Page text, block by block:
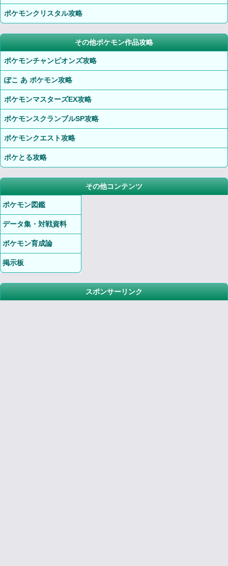
ポケモンクリスタル攻略
その他ポケモン作品攻略
ポケモンチャンピオンズ攻略
ぽこ あ ポケモン攻略
ポケモンマスターズEX攻略
ポケモンスクランブルSP攻略
ポケモンクエスト攻略
ポケとる攻略
その他コンテンツ
ポケモン図鑑
データ集・対戦資料
ポケモン育成論
掲示板
スポンサーリンク